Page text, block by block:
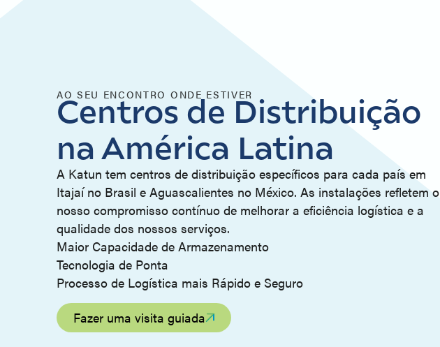
AO SEU ENCONTRO ONDE ESTIVER
Centros de Distribuição
na América Latina
A Katun tem centros de distribuição específicos para cada país em
Itajaí no Brasil e Aguascalientes no México. As instalações refletem o
nosso compromisso contínuo de melhorar a eficiência logística e a
qualidade dos nossos serviços.
Maior Capacidade de Armazenamento
Tecnologia de Ponta
Processo de Logística mais Rápido e Seguro
Fazer uma visita guiada